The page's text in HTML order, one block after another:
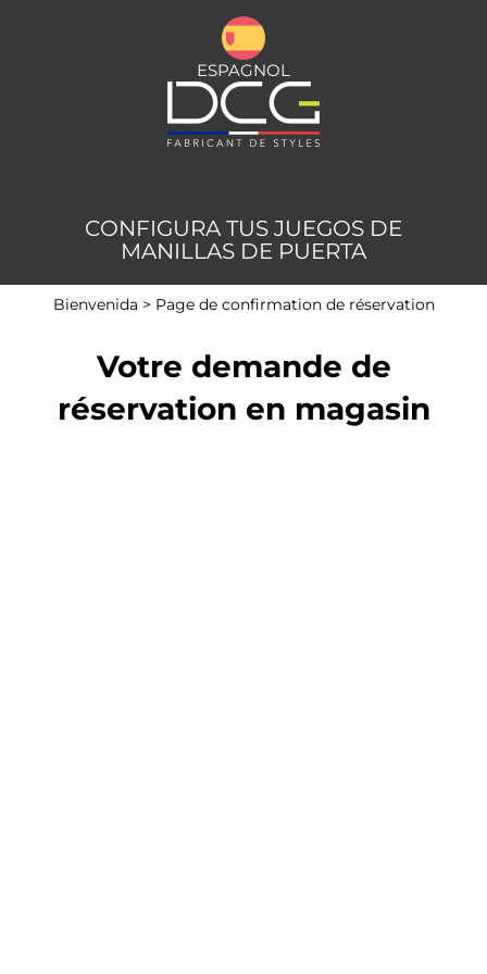
CONFIGURA TUS JUEGOS DE
MANILLAS DE PUERTA
ESPAGNOL
Bienvenida > Page de confirmation de réservation
Votre demande de
réservation en magasin